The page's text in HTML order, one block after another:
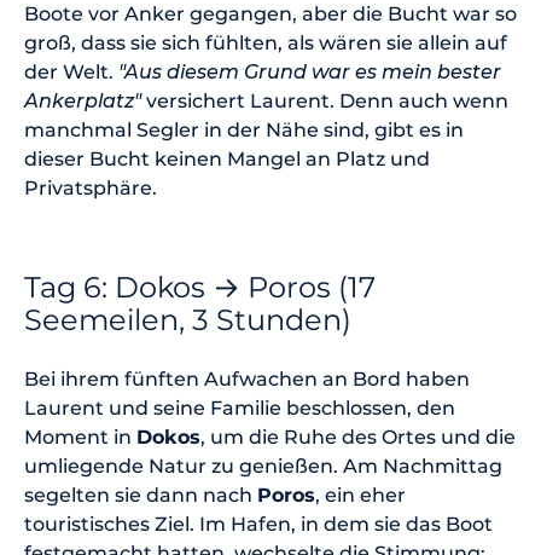
Boote vor Anker gegangen, aber die Bucht war so
groß, dass sie sich fühlten, als wären sie allein auf
der Welt. "Aus diesem Grund war es mein bester
Ankerplatz"versichert Laurent. Denn auch wenn
manchmal Segler in der Nähe sind, gibt es in
dieser Bucht keinen Mangel an Platz und
Privatsphäre.
Tag 6: Dokos → Poros (17
Seemeilen, 3 Stunden)
Bei ihrem fünften Aufwachen an Bord haben
Laurent und seine Familie beschlossen, den
Moment in Dokos, um die Ruhe des Ortes und die
umliegende Natur zu genießen. Am Nachmittag
segelten sie dann nach Poros, ein eher
touristisches Ziel. Im Hafen, in dem sie das Boot